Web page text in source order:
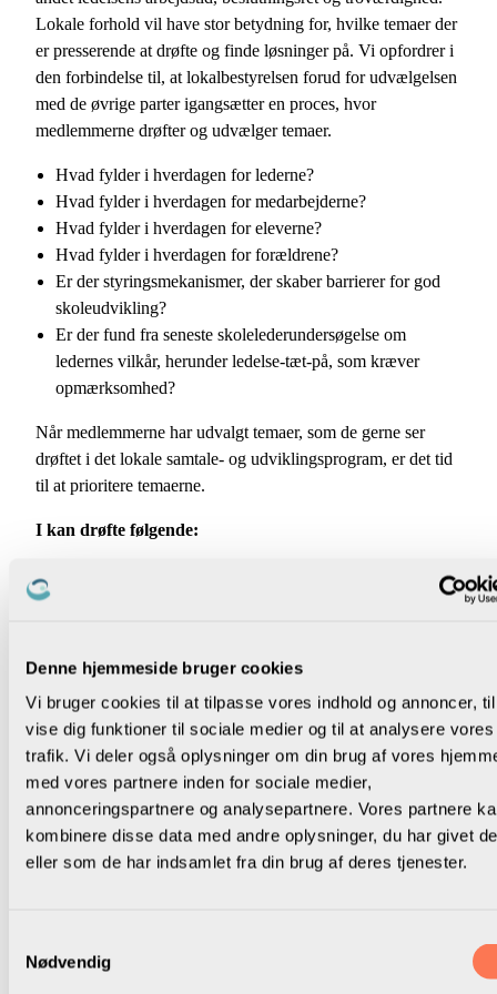
Denne hjemmeside bruger cookies
Vi bruger cookies til at tilpasse vores indhold og annoncer,
vise dig funktioner til sociale medier og til at analysere vores
trafik. Vi deler også oplysninger om din brug af vores
med vores partnere inden for sociale medier,
annonceringspartnere og analysepartnere. Vores partnere
kombinere disse data med andre oplysninger, du har givet
eller som de har indsamlet fra din brug af deres tjenester.
Nødvendig
Lokale forhold vil have stor betydning for, hvilke temaer der
er presserende at drøfte og finde løsninger på. Vi opfordrer i
den forbindelse til, at lokalbestyrelsen forud for udvælgelsen
med de øvrige parter igangsætter en proces, hvor
medlemmerne drøfter og udvælger temaer.
Hvad fylder i hverdagen for lederne?
Hvad fylder i hverdagen for medarbejderne?
Hvad fylder i hverdagen for eleverne?
Hvad fylder i hverdagen for forældrene?
Er der styringsmekanismer, der skaber barrierer for god
skoleudvikling?
Er der fund fra seneste skolelederundersøgelse om
ledernes vilkår, herunder ledelse-tæt-på, som kræver
opmærksomhed?
Når medlemmerne har udvalgt temaer, som de gerne ser
drøftet i det lokale samtale- og udviklingsprogram, er det tid
til at prioritere temaerne.
I kan drøfte følgende:
Hvilke temaer er mest presserende at finde løsninger på?
Noter på procesplanen:
Konkrete aftaler for, hvordan I udvælger og prioriterer
emner, der egner sig til drøftelse i det lokale samtale- og
udviklingsprogram.
✕
Har I kendskab til samarbejdsprincipperne fra